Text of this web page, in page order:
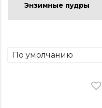
Энзимные пудры